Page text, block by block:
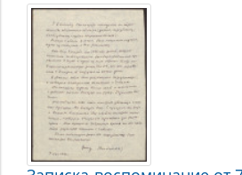
Вильдан,
Мечислав
Карлович
(1906–
1995)